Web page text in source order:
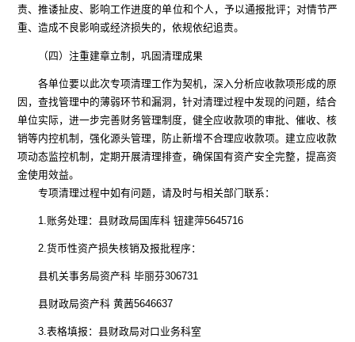
责、推诿扯皮、影响工作进度的单位和个人，予以通报批评；对情节严
重、造成不良影响或经济损失的，依规依纪追责。
（四）注重建章立制，巩固清理成果
各单位要以此次专项清理工作为契机，深入分析应收款项形成的原
因，查找管理中的薄弱环节和漏洞 ，针对清理过程中发现的问题，结合
单位实际，进一步完善财务管理制度，健全应收款项的审批、催收、核
销等内控机制，强化源头管理，防止新增不合理应收款项。建立应收款
项动态监控机制，定期开展清理排查，确保国有资产安全完整，提高资
金使用效益。
专项清理过程中如有问题，请及时与相关部门联系 ：
1.账务处理：县财政局国库科 钮建萍5645716
2.货币性资产损失核销及报批程序：
县机关事务局资产科 毕丽芬306731
县财政局资产科 黄茜5646637
3.表格填报：县财政局对口业务科室